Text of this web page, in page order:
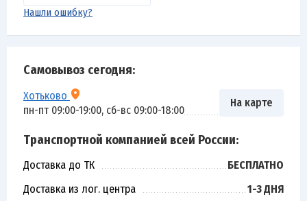
Самовывоз сегодня:
Хотьково
пн-пт 09:00-19:00, сб-вс 09:00-18:00
На карте
Транспортной компанией всей России:
Доставка до ТК
БЕСПЛАТНО
Доставка из лог. центра
1-3 ДНЯ
Нашли ошибку?